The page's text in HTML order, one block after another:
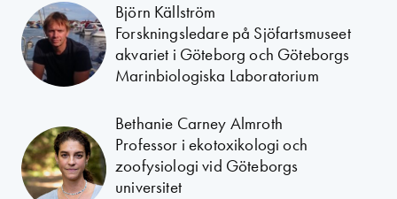
Björn Källström
Forskningsledare på Sjöfartsmuseet
akvariet i Göteborg och Göteborgs
Marinbiologiska Laboratorium
Bethanie Carney Almroth
Professor i ekotoxikologi och
zoofysiologi vid Göteborgs
universitet